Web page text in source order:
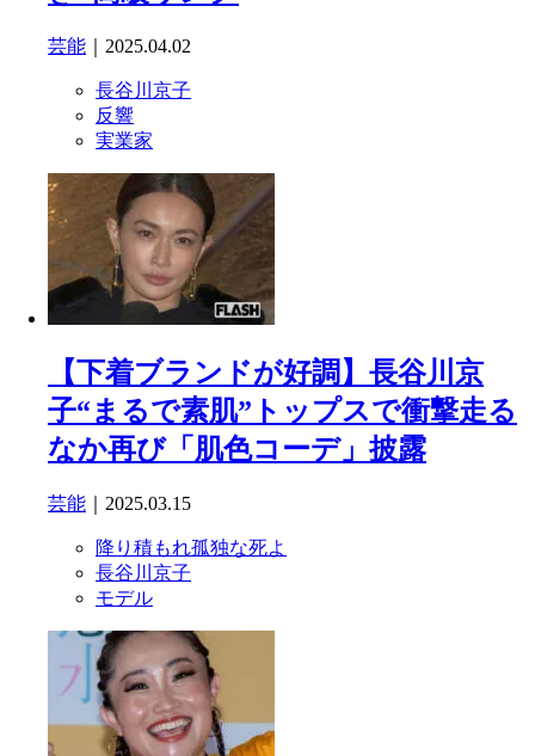
芸能 ｜2025.04.02
長谷川京子
反響
実業家
【下着ブランドが好調】長谷川京
子“まるで素肌”トップスで衝撃走る
なか再び「肌色コーデ」披露
芸能 ｜2025.03.15
降り積もれ孤独な死よ
長谷川京子
モデル